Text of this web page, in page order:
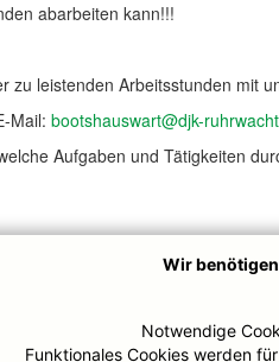
abarbeiten kann!!!
zu leistenden Arbeitsstunden mit
Mail: bootshauswart@djk-
Aufgaben und Tätigkeiten
Wir
Notwendige
Funktionales Cookies werden